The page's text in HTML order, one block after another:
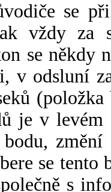
se
vždy za
se někdy
v odsluní
je v
se tento
s